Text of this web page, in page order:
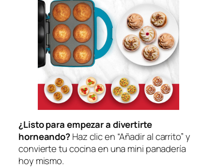
¿Listo para empezar a divertirte
horneando?Haz clic en “Añadir al carrito” y
convierte tu cocina en una mini panadería
hoy mismo.